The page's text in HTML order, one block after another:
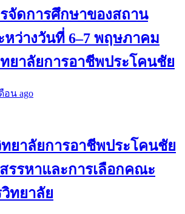
จัดการศึกษาของสถาน
หว่างวันที่ 6–7 พฤษภาคม
ยาลัยการอาชีพประโคนชัย
อน ago
ยาลัยการอาชีพประโคนชัย
สรรหาและการเลือกคณะ
ทยาลัย